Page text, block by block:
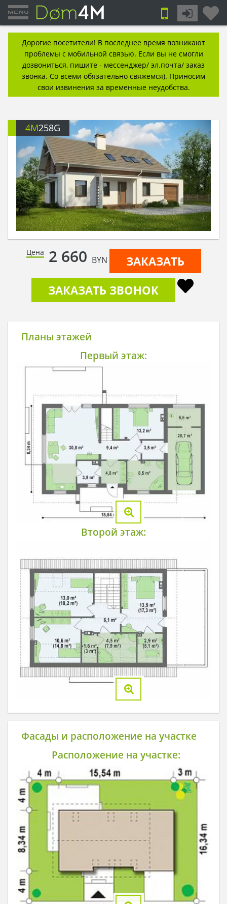
Дорогие посетители! В последнее время возникают
проблемы с мобильной связью. Если вы не смогли
дозвониться, пишите - мессенджер/ эл.почта/ заказ
звонка. Со всеми обязательно свяжемся). Приносим
свои извинения за временные неудобства.
4M258G
Цена 2 660 BYN
ЗАКАЗАТЬ
ЗАКАЗАТЬ ЗВОНОК
Планы этажей
Первый этаж:
Второй этаж:
Фасады и расположение на участке
Расположение на участке: